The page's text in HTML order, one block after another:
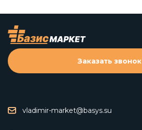
vladimir-market@basys.su
Заказать звонок